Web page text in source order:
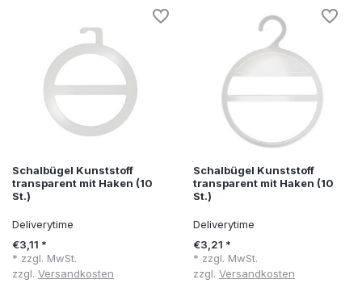
Schalbügel Kunststoff
transparent mit Haken (10
St.)
Deliverytime
€3,11 *
* zzgl. MwSt.
zzgl. Versandkosten
Schalbügel Kunststoff
transparent mit Haken (10
St.)
Deliverytime
€3,21 *
* zzgl. MwSt.
zzgl. Versandkosten